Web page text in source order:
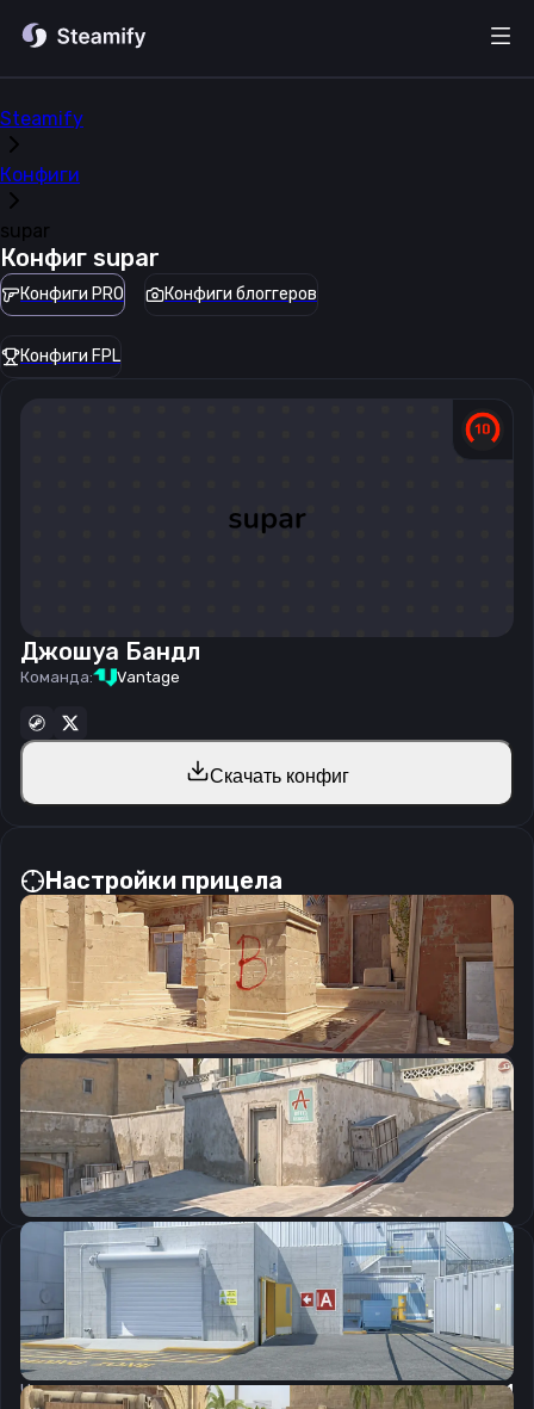
Steamify
Конфиги
supar
Конфиг supar
Конфиги PRO Конфиги блоггеров
Конфиги FPL
Джошуа Бандл
Команда: Vantage
Скачать конфиг
Настройки прицела
CSGO-AkTYm-syAcf-UKom7-tGKdM-mOJvM
Скопировать
Настройки мыши
DPI:
800
Чувствительность мыши в игре:
1
Чувствительность мыши в зуме:
1